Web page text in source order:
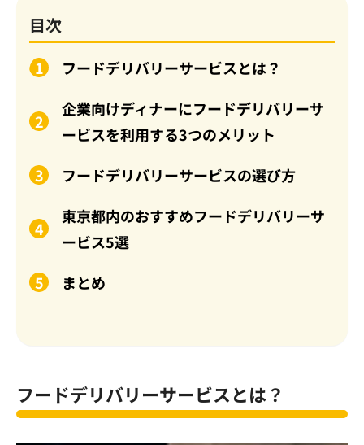
目次
フードデリバリーサービスとは？
企業向けディナーにフードデリバリーサ
ービスを利用する3つのメリット
フードデリバリーサービスの選び方
東京都内のおすすめフードデリバリーサ
ービス5選
まとめ
フードデリバリーサービスとは？